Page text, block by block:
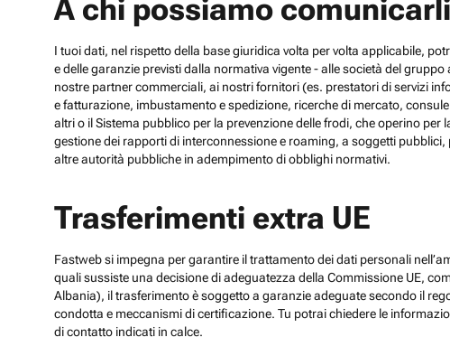
A chi possiamo comunicarli
I tuoi dati, nel rispetto della base giuridica volta per volta applicabile,
e delle garanzie previsti dalla normativa vigente - alle società del
nostre partner commerciali, ai nostri fornitori (es. prestatori di servizi
e fatturazione, imbustamento e spedizione, ricerche di mercato,
altri o il Sistema pubblico per la prevenzione delle frodi, che operino
gestione dei rapporti di interconnessione e roaming, a soggetti
altre autorità pubbliche in adempimento di obblighi normativi.
Trasferimenti extra UE
Fastweb si impegna per garantire il trattamento dei dati personali
quali sussiste una decisione di adeguatezza della Commissione UE,
Albania), il trasferimento è soggetto a garanzie adeguate secondo il
condotta e meccanismi di certificazione. Tu potrai chiedere le
di contatto indicati in calce.